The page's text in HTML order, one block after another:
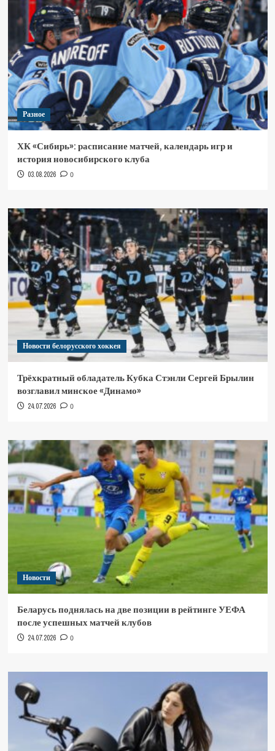
Разное
ХК «Сибирь»: расписание матчей, календарь игр и
история новосибирского клуба
03.08.2026 0
Новости белорусского хоккея
Трёхкратный обладатель Кубка Стэнли Сергей Брылин
возглавил минское «Динамо»
24.07.2026 0
Новости
Беларусь поднялась на две позиции в рейтинге УЕФА
после успешных матчей клубов
24.07.2026 0